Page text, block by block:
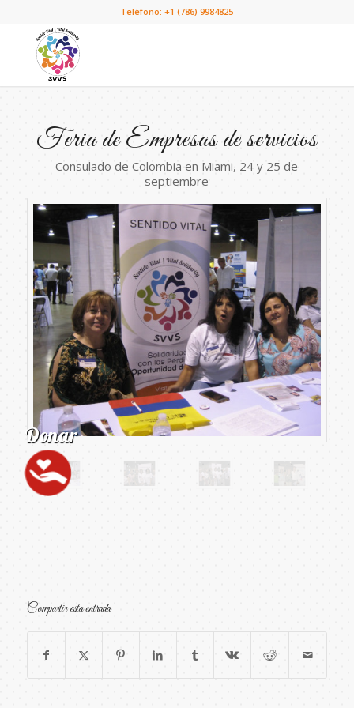
Teléfono: +1 (786) 9984825
Feria de Empresas de servicios
Consulado de Colombia en Miami, 24 y 25 de
septiembre
Compartir esta entrada